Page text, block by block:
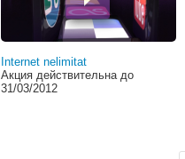
Internet nelimitat
Акция действительна до
31/03/2012